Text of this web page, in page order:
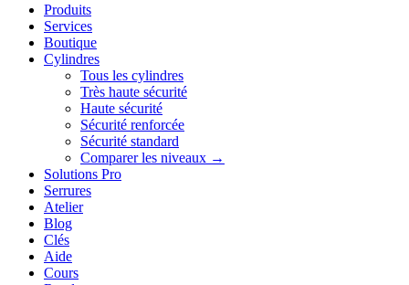
Produits
Services
Boutique
Cylindres
Tous les cylindres
Très haute sécurité
Haute sécurité
Sécurité renforcée
Sécurité standard
Comparer les niveaux →
Solutions Pro
Serrures
Atelier
Blog
Clés
Aide
Cours